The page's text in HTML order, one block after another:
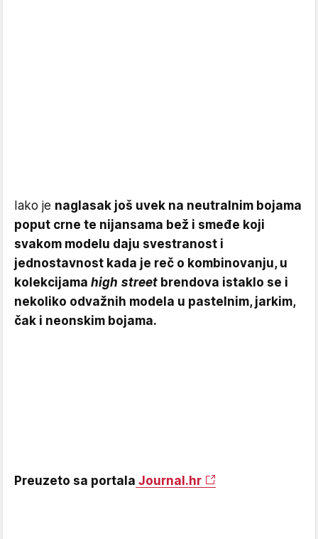
Iako je naglasak još uvek na neutralnim bojama
poput crne te nijansama bež i smeđe koji
svakom modelu daju svestranost i
jednostavnost kada je reč o kombinovanju, u
kolekcijama high street brendova istaklo se i
nekoliko odvažnih modela u pastelnim, jarkim,
čak i neonskim bojama.
Preuzeto sa portala Journal.hr